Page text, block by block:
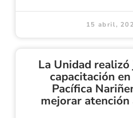
15 abril,
La Unidad
capacitación
Pacífica
mejorar